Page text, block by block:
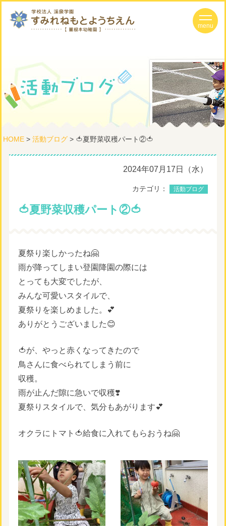
HOME> 活動ブログ> 🍅夏野菜収穫パート②🍅
2024年07月17日（水）
カテゴリ： 活動ブログ
🍅夏野菜収穫パート②🍅
夏祭り楽しかったね🤗
雨が降ってしまい登園降園の際には
とっても大変でしたが、
みんな可愛いスタイルで、
夏祭りを楽しめました。💕
ありがとうございました😊
🍅が、やっと赤くなってきたので
鳥さんに食べられてしまう前に
収穫。
雨が止んだ隙に急いで収穫❣️
夏祭りスタイルで、気分もあがります💕
オクラにトマト🍅給食に入れてもらおうね🤗